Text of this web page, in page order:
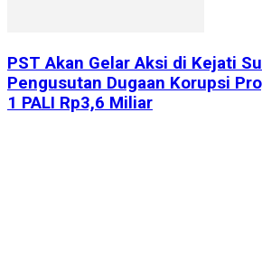
PST Akan Gelar Aksi di Kejati
Pengusutan Dugaan Korupsi
1 PALI Rp3,6 Miliar